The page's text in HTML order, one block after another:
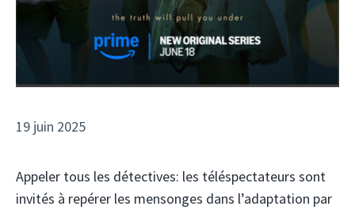
19 juin 2025
Appeler tous les détectives: les téléspectateurs sont
invités à repérer les mensonges dans l’adaptation par